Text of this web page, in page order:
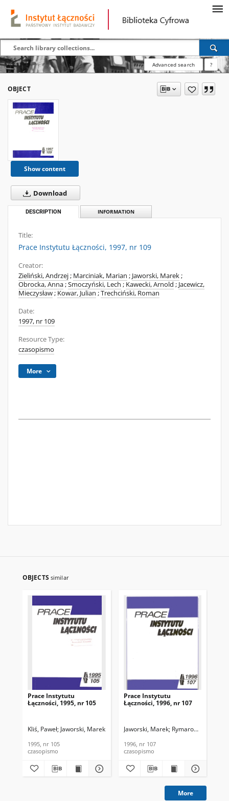
Advanced search ?
OBJECT
Show content
Download
DESCRIPTION INFORMATION
Title:
Prace Instytutu Łączności, 1997, nr 109
Creator:
Zieliński, Andrzej; Marciniak, Marian ; Jaworski, Marek;
Obrocka, Anna;Smoczyński, Lech ; Kawecki, Arnold ; Jacewicz,
Mieczysław; Kowar, Julian ;Trechciński, Roman
Date:
1997, nr 109
Resource Type:
czasopismo
More
OBJECTS similar
Prace Instytutu
Łączności, 1995, nr 105
Kliś, Paweł Jaworski, Marek Kałuski, Marek Pietranik, Mirosław
1995, nr 105
czasopismo
Prace Instytutu
Łączności, 1996, nr 107
Jaworski, Marek Rymarowicz,
1996, nr 107
czasopismo
More